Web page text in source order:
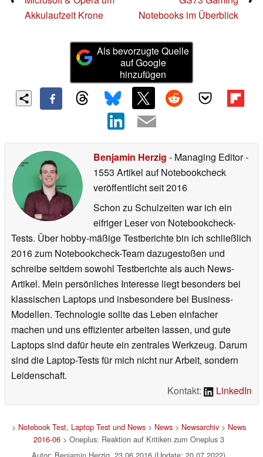
Akkulaufzeit Krone
Notebooks im Überblick
Als bevorzugte Quelle
auf Google
hinzufügen
Benjamin Herzig - Managing Editor-
1553 Artikel auf Notebookcheck
veröffentlichtseit 2016
Schon zu Schulzeiten war ich ein
eifriger Leser von Notebookcheck-
Tests. Über hobby-mäßige Testberichte bin ich schließlich
2016 zum Notebookcheck-Team dazugestoßen und
schreibe seitdem sowohl Testberichte als auch News-
Artikel. Mein persönliches Interesse liegt besonders bei
klassischen Laptops und insbesondere bei Business-
Modellen. Technologie sollte das Leben einfacher
machen und uns effizienter arbeiten lassen, und gute
Laptops sind dafür heute ein zentrales Werkzeug. Darum
sind die Laptop-Tests für mich nicht nur Arbeit, sondern
Leidenschaft.
Kontakt:
LinkedIn
> Notebook Test, Laptop Test und News> News> Newsarchiv> News
2016-06> Oneplus: Reaktion auf Kritiken zum Oneplus 3